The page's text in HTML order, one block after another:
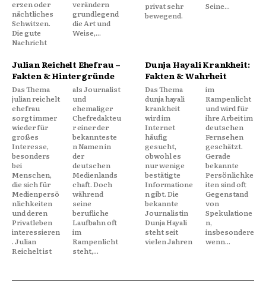
erzen oder
nächtliches
Schwitzen.
Die gute
Nachricht
verändern
grundlegend
die Art und
Weise,...
privat sehr
bewegend.
Seine...
Julian Reichelt Ehefrau –
Fakten & Hintergründe
Das Thema
julian reichelt
ehefrau
sorgt immer
wieder für
großes
Interesse,
besonders
bei
Menschen,
die sich für
Medienpersö
nlichkeiten
und deren
Privatleben
interessieren
. Julian
Reichelt ist
als Journalist
und
ehemaliger
Chefredakteu
r einer der
bekannteste
n Namen in
der
deutschen
Medienlands
chaft. Doch
während
seine
berufliche
Laufbahn oft
im
Rampenlicht
steht,...
Dunja Hayali Krankheit:
Fakten & Wahrheit
Das Thema
dunja hayali
krankheit
wird im
Internet
häufig
gesucht,
obwohl es
nur wenige
bestätigte
Informatione
n gibt. Die
bekannte
Journalistin
Dunja Hayali
steht seit
vielen Jahren
im
Rampenlicht
und wird für
ihre Arbeit im
deutschen
Fernsehen
geschätzt.
Gerade
bekannte
Persönlichke
iten sind oft
Gegenstand
von
Spekulatione
n,
insbesondere
wenn...